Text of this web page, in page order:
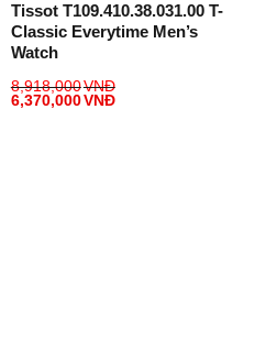
Tissot T109.410.38.031.00 T-
Classic Everytime Men’s
Watch
8,918,000VNĐ
6,370,000VNĐ